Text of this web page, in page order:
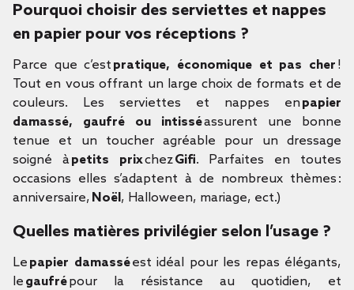
Pourquoi choisir des serviettes et nappes
en papier pour vos réceptions ?
Parce que c’est pratique, économique et pas cher !
Tout en vous offrant un large choix de formats et de
couleurs. Les serviettes et nappes enpapier
damassé, gaufré ou intisséassurent une bonne
tenue et un toucher agréable pour un dressage
soigné àpetits prixchezGifi. Parfaites en toutes
occasions elles s’adaptent à de nombreux thèmes :
anniversaire, Noël, Halloween, mariage, ect.)
Quelles matières privilégier selon l’usage ?
Le papier damasséest idéal pour les repas élégants,
le gaufrépour la résistance au quotidien, et